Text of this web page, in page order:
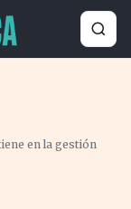
en la gestión